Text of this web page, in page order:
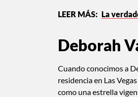
La
Deborah
Cuando conocimos a
residencia en Las
como una estrella